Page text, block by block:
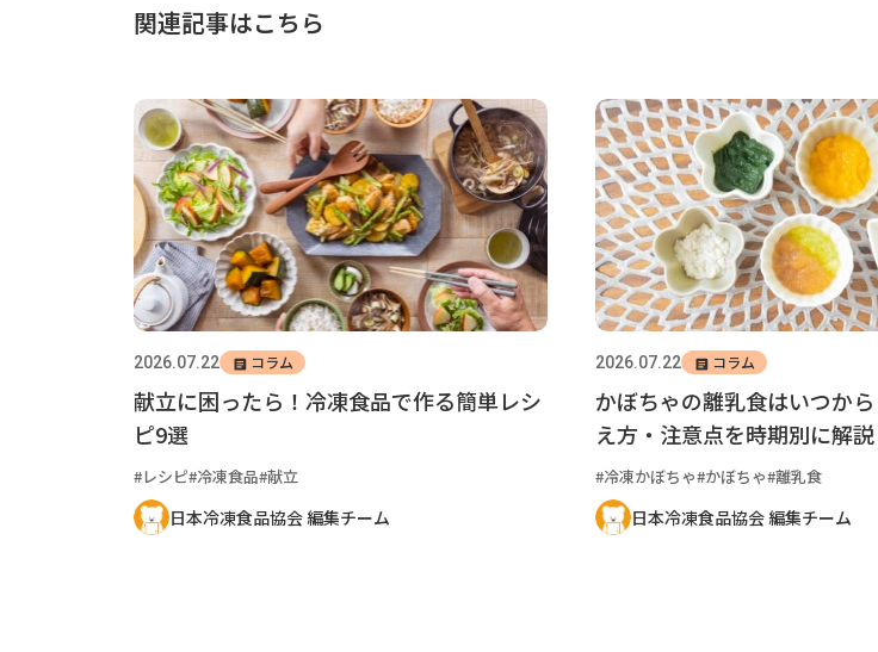
関連記事はこちら
2026.07.22 コラム
献立に困ったら！冷凍食品で作る簡単レシ
ピ9選
レシピ 冷凍食品 献立
日本冷凍食品協会 編集チーム
2026.07.22 コラム
かぼちゃの離乳食はいつか
え方・注意点を時期別に解説
冷凍かぼちゃ かぼちゃ 離乳食
日本冷凍食品協会 編集チーム